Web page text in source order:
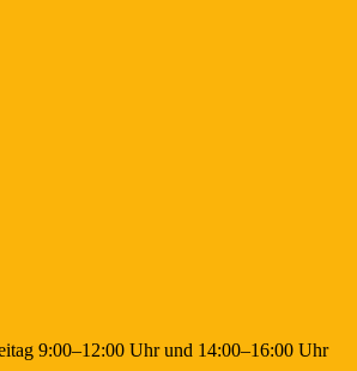
9:00–12:00 Uhr und 14:00–16:00 Uhr